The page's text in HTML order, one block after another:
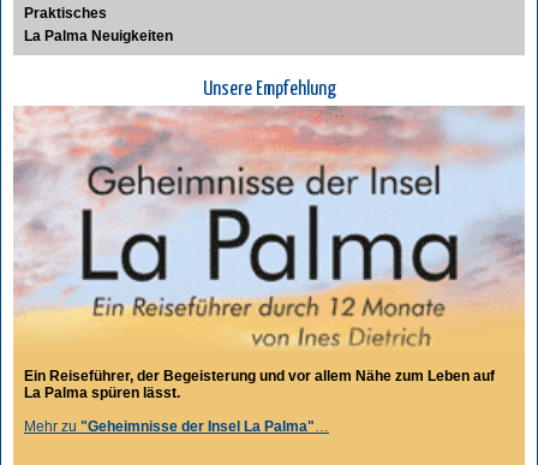
Praktisches
La Palma Neuigkeiten
Unsere Empfehlung
Ein Reiseführer, der Begeisterung und vor allem Nähe zum Leben auf
La Palma spüren lässt.
Mehr zu "Geheimnisse der Insel La Palma"…